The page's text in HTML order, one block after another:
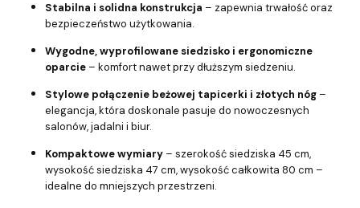
Stabilna i solidna konstrukcja – zapewnia trwałość oraz
bezpieczeństwo użytkowania.
Wygodne, wyprofilowane siedzisko i ergonomiczne
oparcie – komfort nawet przy dłuższym siedzeniu.
Stylowe połączenie beżowej tapicerki i złotych nóg –
elegancja, która doskonale pasuje do nowoczesnych
salonów, jadalni i biur.
Kompaktowe wymiary – szerokość siedziska 45 cm,
wysokość siedziska 47 cm, wysokość całkowita 80 cm –
idealne do mniejszych przestrzeni.